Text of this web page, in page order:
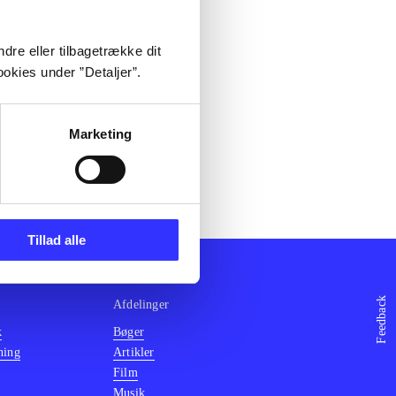
eller tilbagetrække dit
under ”Detaljer”.
Marketing
Tillad alle
Feedback
Afdelinger
Bøger
Artikler
Film
Musik